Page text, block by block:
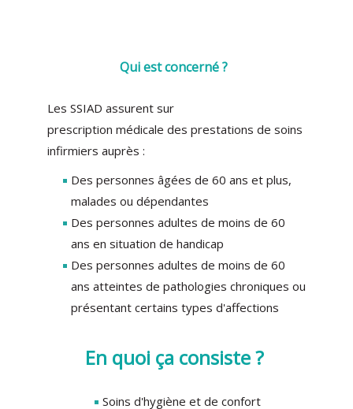
Qui est concerné ?
Les SSIAD assurent sur
prescription médicale des prestations de soins
infirmiers auprès :
Des personnes âgées de 60 ans et plus,
malades ou dépendantes
Des personnes adultes de moins de 60
ans en situation de handicap
Des personnes adultes de moins de 60
ans atteintes de pathologies chroniques ou
présentant certains types d'affections
En quoi ça consiste ?
Soins d'hygiène et de confort